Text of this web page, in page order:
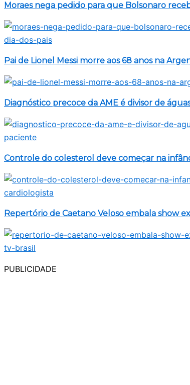
Moraes nega pedido para que Bolsonaro
Pai de Lionel Messi morre aos 68 anos na
Diagnóstico precoce da AME é divisor de
Controle do colesterol deve começar na
Repertório de Caetano Veloso embala show
PUBLICIDADE